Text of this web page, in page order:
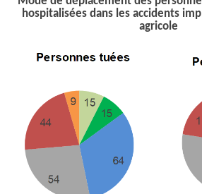
hospitalisées dans les accidents
agricole